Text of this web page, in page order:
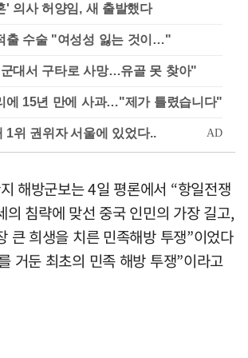
' 의사 허양임, 새 출발했다
출 수술 "여성성 잃는 것이…"
대서 구타로 사망…유골 못 찾아"
에 15년 만에 사과…"제가 틀렸습니다"
해방군보는 4일 평론에서 “항일전쟁
의 침략에 맞선 중국 인민의 가장 길고,
큰 희생을 치른 민족해방 투쟁”이었다
거둔 최초의 민족 해방 투쟁”이라고